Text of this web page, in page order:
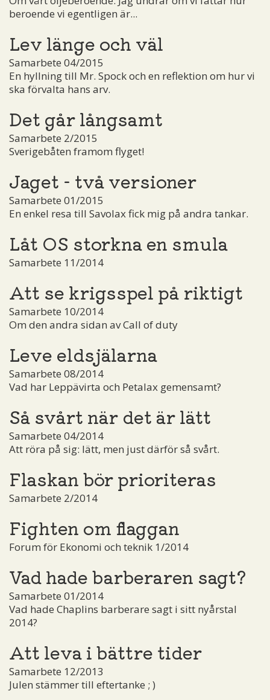
beroende vi egentligen är...
Lev länge och väl
Samarbete 04/2015
En hyllning till Mr. Spock och en reflektion om hur vi
ska förvalta hans arv.
Det går långsamt
Samarbete 2/2015
Sverigebåten framom flyget!
Jaget - två versioner
Samarbete 01/2015
En enkel resa till Savolax fick mig på andra tankar.
Låt OS storkna en smula
Samarbete 11/2014
Att se krigsspel på riktigt
Samarbete 10/2014
Om den andra sidan av Call of duty
Leve eldsjälarna
Samarbete 08/2014
Vad har Leppävirta och Petalax gemensamt?
Så svårt när det är lätt
Samarbete 04/2014
Att röra på sig: lätt, men just därför så svårt.
Flaskan bör prioriteras
Samarbete 2/2014
Fighten om flaggan
Forum för Ekonomi och teknik 1/2014
Vad hade barberaren sagt?
Samarbete 01/2014
Vad hade Chaplins barberare sagt i sitt nyårstal
2014?
Att leva i bättre tider
Samarbete 12/2013
Julen stämmer till eftertanke ; )